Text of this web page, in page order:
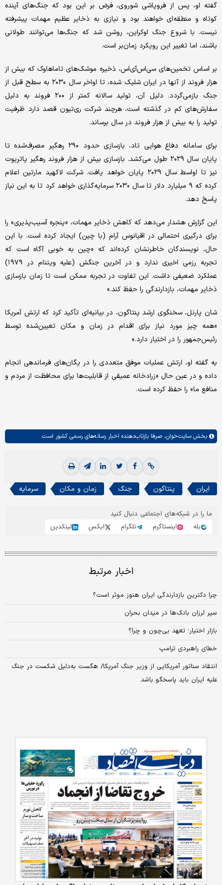
گفته او، پس از فروپاشی شوروی، فرض بر این بود که جنگ‌های آینده
کوتاه و منطقه‌ای خواهند بود و نیازی به ذخایر عظیم مهمات پیشرفته
نیست. با شروع جنگ اوکراین، روشن شد که جنگ‌ها می‌توانند طولانی
باشند، اما تغییر این رویکرد زمان‌بر است.
بر اساس تخمین‌های سی‌اس‌آی‌اس، ذخیره موشک‌های تاماهاوک که بیش از
هزار فروند از آنها در ایران شلیک شده، تا اواخر سال ۲۰۳۰ به سطح قبل از
جنگ بازمی‌گردد. دلیل آن، تولید سالانه کمتر از ۲۰۰ فروند به دلیل
سفارش‌های کم در گذشته است، هرچند شرکت ری‌تیون قصد دارد ظرفیت
تولید را به بیش از هزار فروند در سال برساند.
برای سامانه دفاع هوایی تاد، بازسازی حدود ۲۹۰ رهگیر مصرف‌شده تا
پایان سال ۲۰۲۹ طول می‌کشد. بازسازی بیش از هزار فروند رهگیر پاتریوت
نیز تا اواسط سال ۲۰۲۹ پایان خواهد یافت. شرکت لاکهید مارتین اعلام
کرده که ۹ میلیارد دلار تا سال ۲۰۳۰ سرمایه‌گذاری خواهد کرد تا به این نیاز
پاسخ دهد.
این گزارش هشدار می‌دهد که کاهش ذخایر مهمات، «پنجره آسیب‌پذیری» را
برای درگیری احتمالی در اقیانوس آرام (با چین) ایجاد کرده است. با این
حال، نویسندگان خاطرنشان کرده‌اند که «چین به خوبی آگاه است که
تجربه رزمی اخیری ندارد و در آخرین جنگش (علیه ویتنام در ۱۹۷۹)
عملکرد ضعیفی داشت. این تفاوت در تجربه ممکن است تا زمان بازسازی
ذخایر مهمات، بازدارندگی را حفظ کند.»
شان پارنل، سخنگوی ارشد پنتاگون، در بیانیه‌ای تأکید کرد که ارتش آمریکا
«همه چیز مورد نیاز برای اقدام در زمان و مکان تعیین‌شده توسط
رئیس‌جمهور را در اختیار دارد.»
به گفته او، ارتش عملیات موفق متعددی را در یگان‌های فرماندهی انجام
داده و در عین حال «زرادخانه عمیقی از قابلیت‌ها برای محافظت از مردم و
منافع ما» را حفظ کرده است.
بخش سایت‌خوان، صرفا بازتاب‌دهنده اخبار رسانه‌های رسمی کشور است.
ایران پنتاگون جنگ زمان و مکان سرمایه
ما را در شبکه‌های اجتماعی دنبال کنید
بله
اینستاگرم تلگرام ایکس لینکدین
اخبار مرتبط
چرا دکترین بازدارندگی ایران هنوز موثر است؟
سپر لرزان بانک‌ها در میدان بحران
بازار اختیار؛ تعهد بی‌چون و چرا؟
خطای راهبردی ترامپ
انتقاد سناتور آمریکایی از وزیر جنگ آمریکا/ هگست به‌دلیل شکست در جنگ
علیه ایران باید پاسخگو باشد